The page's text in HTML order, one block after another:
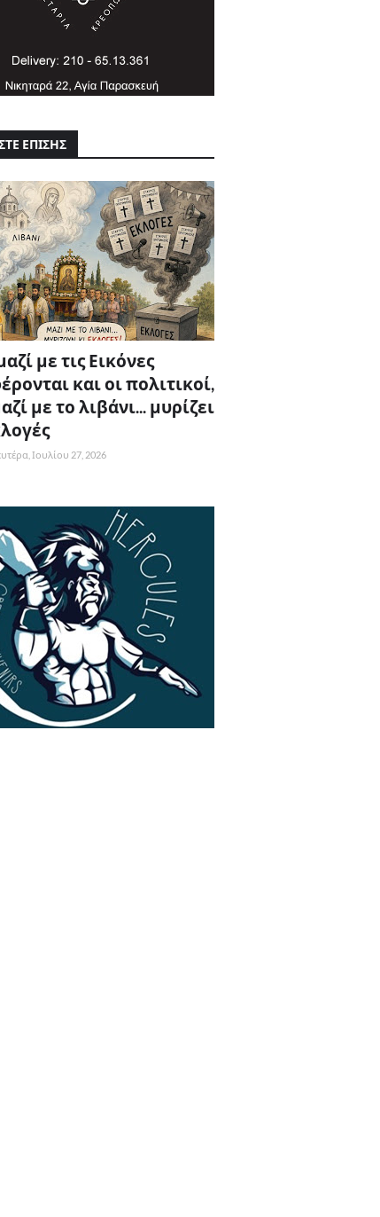
ΕΠΙΣΗΣ
με τις Εικόνες
και οι πολιτικοί,
με το λιβάνι... μυρίζει
Ιουλίου 27, 2026